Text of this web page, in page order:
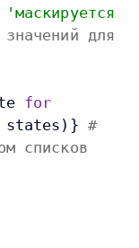
'маскируется
для
for
states)} #
списков